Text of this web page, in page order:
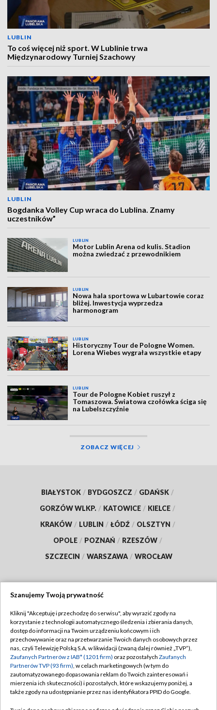
LUBLIN
To coś więcej niż sport. W Lublinie trwa
Międzynarodowy Turniej Szachowy
LUBLIN
Bogdanka Volley Cup wraca do Lublina. Znamy
uczestników”
LUBLIN
Motor Lublin Arena od kulis. Stadion
można zwiedzać z przewodnikiem
LUBLIN
Nowa hala sportowa w Lubartowie coraz
bliżej. Inwestycja wyprzedza
harmonogram
LUBLIN
Historyczny Tour de Pologne Women.
Lorena Wiebes wygrała wszystkie etapy
LUBLIN
Tour de Pologne Kobiet ruszył z
Tomaszowa. Światowa czołówka ściga się
na Lubelszczyźnie
ZOBACZ WIĘCEJ
BIAŁYSTOK / BYDGOSZCZ / GDAŃSK /
GORZÓW WLKP. / KATOWICE / KIELCE /
KRAKÓW / LUBLIN / ŁÓDŹ / OLSZTYN /
OPOLE / POZNAŃ / RZESZÓW /
SZCZECIN / WARSZAWA / WROCŁAW
TVP
Abonament TVP
Emisja w TVP
Centrum informacji TVP
Naziemna Telewizja Cyfrowa
Regulamin TVP
Polityka prywatności
Moje zgody
Pomoc
Szanujemy Twoją prywatność
Kliknij "Akceptuję i przechodzę do serwisu", aby wyrazić zgody na
korzystanie z technologii automatycznego śledzenia i zbierania danych,
dostęp do informacji na Twoim urządzeniu końcowym i ich
przechowywanie oraz na przetwarzanie Twoich danych osobowych przez
nas, czyli Telewizję Polską S.A. w likwidacji (zwaną dalej również „TVP”),
Zaufanych Partnerów z IAB* (1201 firm) oraz pozostałych Zaufanych
Partnerów TVP (93 firm), w celach marketingowych (w tym do
zautomatyzowanego dopasowania reklam do Twoich zainteresowań i
mierzenia ich skuteczności) i pozostałych, które wskazujemy poniżej, a
także zgody na udostępnianie przez nas identyfikatora PPID do Google.